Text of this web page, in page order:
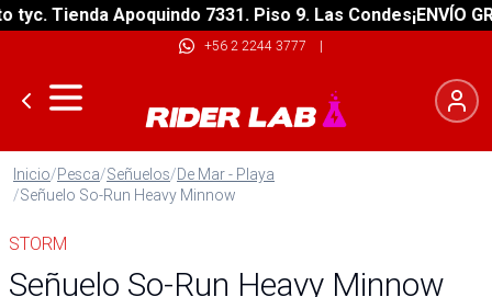
Tienda Apoquindo 7331. Piso 9. Las Condes¡ENVÍO
+56 2 2244 3777 |
Inicio/Pesca/Señuelos/De Mar - Playa
/Señuelo So-Run Heavy Minnow
STORM
Señuelo So-Run Heavy Minnow